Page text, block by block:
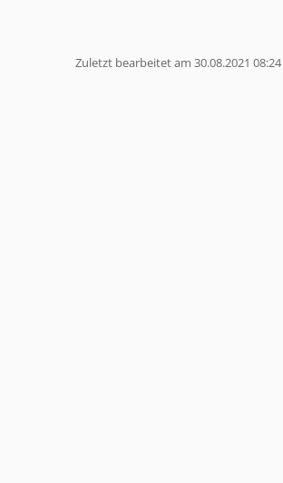
Zuletzt bearbeitet am 30.08.2021 08:24